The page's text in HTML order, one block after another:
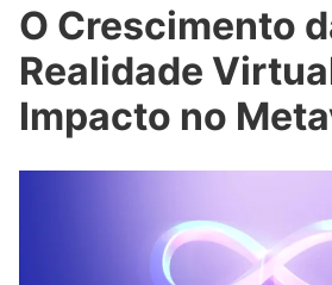
O Crescimento
Realidade
Impacto no